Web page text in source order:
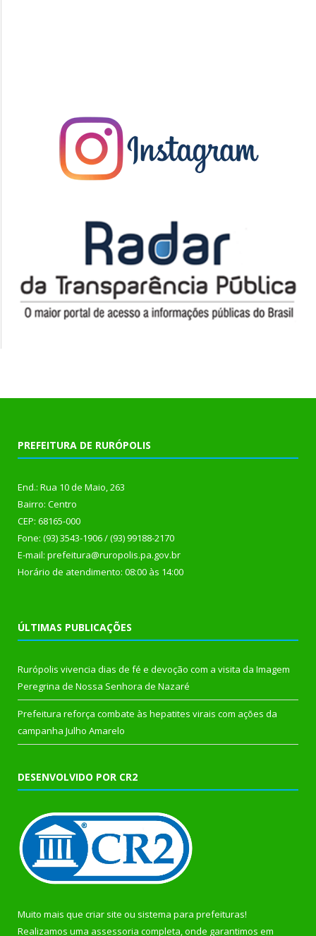
PREFEITURA DE RURÓPOLIS
End.: Rua 10 de Maio, 263
Bairro: Centro
CEP: 68165-000
Fone: (93) 3543-1906 / (93) 99188-2170
E-mail: prefeitura@ruropolis.pa.gov.br
Horário de atendimento: 08:00 às 14:00
ÚLTIMAS PUBLICAÇÕES
Rurópolis vivencia dias de fé e devoção com a visita da Imagem
Peregrina de Nossa Senhora de Nazaré
Prefeitura reforça combate às hepatites virais com ações da
campanha Julho Amarelo
DESENVOLVIDO POR CR2
Muito mais que criar site ou sistema para prefeituras!
Realizamos uma assessoria completa, onde garantimos em